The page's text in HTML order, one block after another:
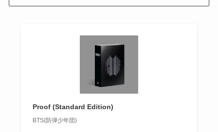
Proof (Standard Edition)
BTS(防弾少年団)